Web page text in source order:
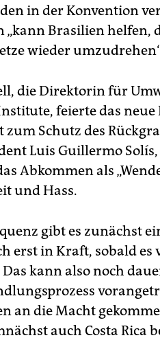
in der Konvention
„kann Brasilien
wieder
die Direktorin für
feierte das
Schutz des
Luis Guillermo
Abkommen als
und Hass.
gibt es zunächst
erst in Kraft, sobald es
kann also noch
an die Macht
auch Costa Rica